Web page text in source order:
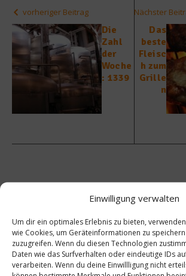
Einwilligung verwalten
Um dir ein optimales Erlebnis zu bieten,
wie Cookies, um Geräteinformationen zu
zuzugreifen. Wenn du diesen Technologien
Daten wie das Surfverhalten oder eindeutige IDs
verarbeiten. Wenn du deine Einwillligung nicht
vorheriger Beitrag
Die
Zahl
der
Woche
: 1339
Nächster
Das
beste
Fleisc
h zum
Grille
n
Ähnliche Beiträge